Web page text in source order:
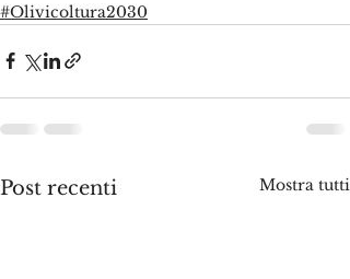
#Olivicoltura2030
Post recenti Mostra tutti